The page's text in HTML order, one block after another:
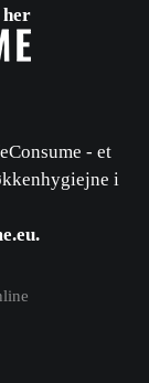
her
- et
i
.